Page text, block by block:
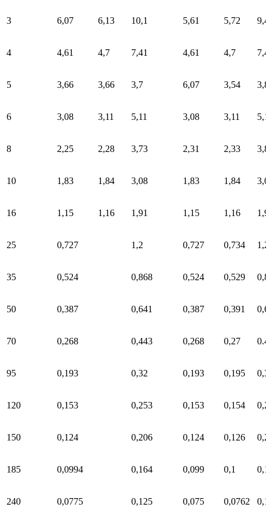
3 6,07 6,13 10,1 5,61 5,72
4 4,61 4,7 7,41 4,61 4,7
5 3,66 3,66 3,7 6,07 3,54
6 3,08 3,11 5,11 3,08 3,11
8 2,25 2,28 3,73 2,31 2,33
10 1,83 1,84 3,08 1,83 1,84
16 1,15 1,16 1,91 1,15 1,16
25 0,727 1,2 0,727 0,734
35 0,524 0,868 0,524 0,529
50 0,387 0,641 0,387 0,391
70 0,268 0,443 0,268 0,27
95 0,193 0,32 0,193 0,195
120 0,153 0,253 0,153 0,154
150 0,124 0,206 0,124 0,126
185 0,0994 0,164 0,099 0,1
240 0,0775 0,125 0,075 0,0762